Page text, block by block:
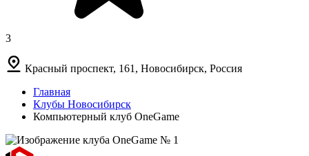
3
Красный проспект, 161, Новосибирск, Россия
Главная
Клубы Новосибирск
Компьютерный клуб OneGame